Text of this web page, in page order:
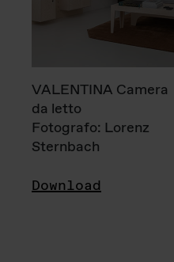
VALENTINA Camera
da letto
Fotografo: Lorenz
Sternbach
Download